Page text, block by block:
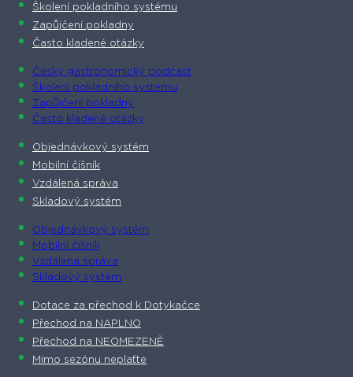
Školení pokladního systému
Zapůjčení pokladny
Často kladené otázky
Český gastronomický podcast​
Školení pokladního systému
Zapůjčení pokladny
Často kladené otázky
Objednávkový systém
Mobilní číšník
Vzdálená správa
Skladový systém
Objednávkový systém
Mobilní číšník
Vzdálená správa
Skladový systém
Dotace za přechod k Dotykačce
Přechod na NAPLNO
Přechod na NEOMEZENĚ
Mimo sezónu neplaťte